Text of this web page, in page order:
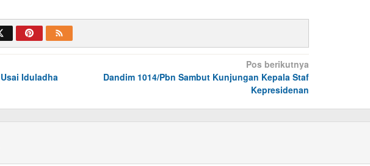
Iduladha
Pos berikutnya
Dandim 1014/Pbn Sambut Kunjungan Kepala Staf
Kepresidenan